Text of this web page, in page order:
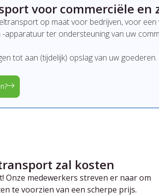
voor commerciële en
op maat voor bedrijven, voor een
apparatuur ter ondersteuning van uw
tot aan (tijdelijk) opslag van uw
zal kosten
medewerkers streven er naar om
te voorzien van een scherpe prijs.